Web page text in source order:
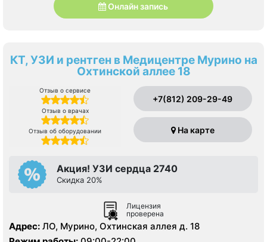
Онлайн запись
КТ, УЗИ и рентген в Медицентре Мурино на
Охтинской аллее 18
Отзыв о сервисе
Отзыв о врачах
Отзыв об оборудовании
+7(812) 209-29-49
На карте
Акция! УЗИ сердца 2740
Скидка 20%
Лицензия
проверена
Адрес: ЛО, Мурино, Охтинская аллея д. 18